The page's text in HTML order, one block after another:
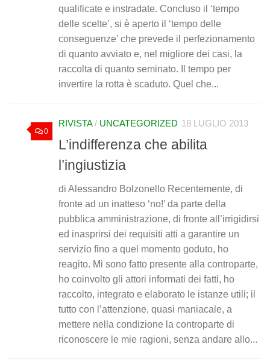
qualificate e instradate. Concluso il ‘tempo
delle scelte’, si è aperto il ‘tempo delle
conseguenze’ che prevede il perfezionamento
di quanto avviato e, nel migliore dei casi, la
raccolta di quanto seminato. Il tempo per
invertire la rotta è scaduto. Quel che...
0
RIVISTA/ UNCATEGORIZED 18 LUGLIO 2013
L’indifferenza che abilita
l’ingiustizia
di Alessandro Bolzonello Recentemente, di
fronte ad un inatteso ‘no!’ da parte della
pubblica amministrazione, di fronte all’irrigidirsi
ed inasprirsi dei requisiti atti a garantire un
servizio fino a quel momento goduto, ho
reagito. Mi sono fatto presente alla controparte,
ho coinvolto gli attori informati dei fatti, ho
raccolto, integrato e elaborato le istanze utili; il
tutto con l’attenzione, quasi maniacale, a
mettere nella condizione la controparte di
riconoscere le mie ragioni, senza andare allo...